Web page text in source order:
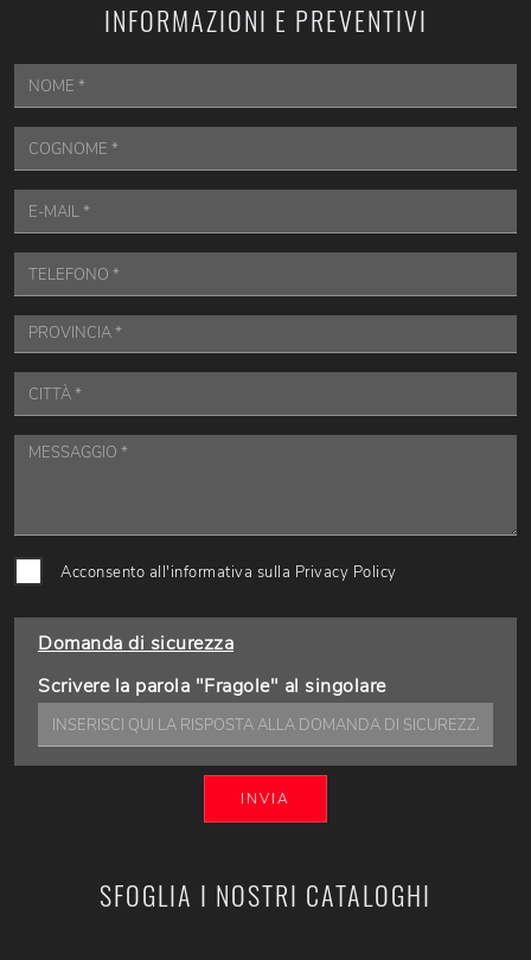
SFOGLIA I NOSTRI CATALOGHI
INFORMAZIONI E PREVENTIVI
Acconsento all'informativa sulla Privacy Policy
Domanda di sicurezza
Scrivere la parola "Fragole" al singolare
INVIA